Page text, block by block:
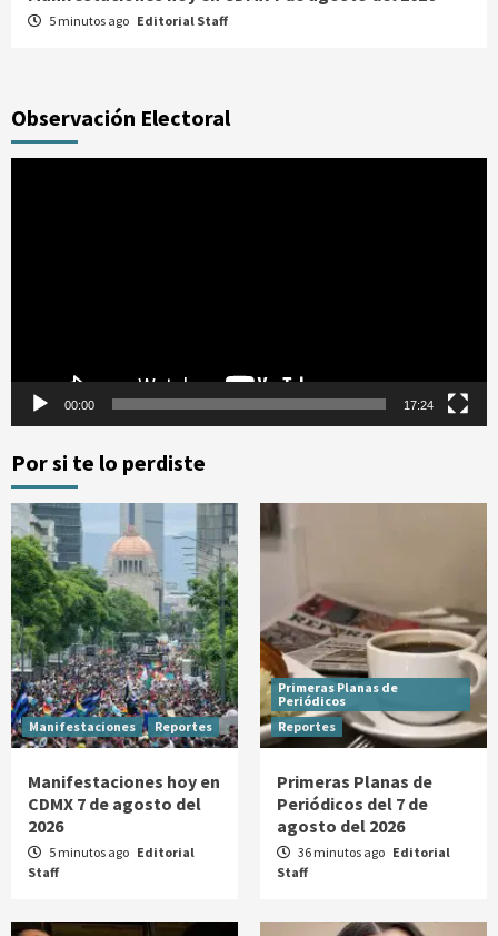
5 minutos ago Editorial Staff
Observación Electoral
00:00 17:24
Por si te lo perdiste
Manifestaciones Reportes
Manifestaciones hoy en
CDMX 7 de agosto del
2026
5 minutos ago Editorial
Staff
Primeras Planas de
Periódicos
Reportes
Primeras Planas de
Periódicos del 7 de
agosto del 2026
36 minutos ago Editorial
Staff